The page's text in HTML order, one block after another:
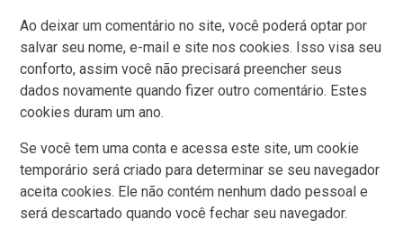
Ao deixar um comentário no site, você poderá optar por
salvar seu nome, e-mail e site nos cookies. Isso visa seu
conforto, assim você não precisará preencher seus
dados novamente quando fizer outro comentário. Estes
cookies duram um ano.
Se você tem uma conta e acessa este site, um cookie
temporário será criado para determinar se seu navegador
aceita cookies. Ele não contém nenhum dado pessoal e
será descartado quando você fechar seu navegador.